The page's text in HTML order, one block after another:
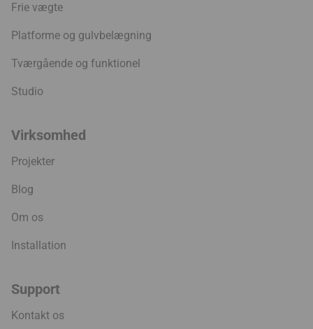
Frie vægte
Platforme og gulvbelægning
Tværgående og funktionel
Studio
Virksomhed
Projekter
Blog
Om os
Installation
Support
Kontakt os